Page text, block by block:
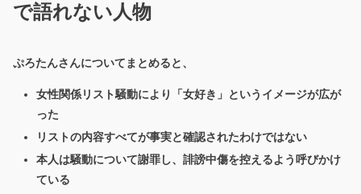
で語れない人物
ぷろたんさんについてまとめると、
女性関係リスト騒動により「女好き」というイメージが広が
った
リストの内容すべてが事実と確認されたわけではない
本人は騒動について謝罪し、誹謗中傷を控えるよう呼びかけ
ている